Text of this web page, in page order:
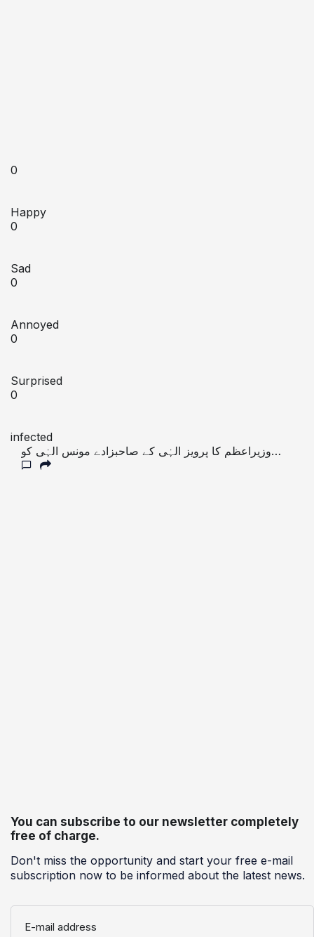
0
Happy
0
Sad
0
Annoyed
0
Surprised
0
infected
وزیراعظم کا پرویز الہٰی کے صاحبزادے مونس الہٰی کو
وفاقی وزیر بنانے کا فیصلہ
You can subscribe to our newsletter completely
free of charge.
Don't miss the opportunity and start your free e-mail
subscription now to be informed about the latest news.
E-mail address